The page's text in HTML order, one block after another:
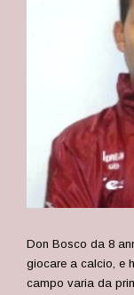
Don Bosco da 8
giocare a calcio, e
campo varia da